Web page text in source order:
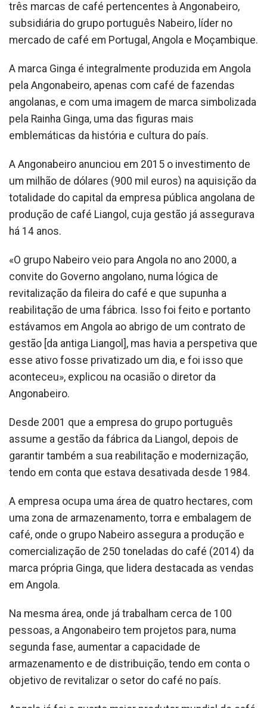
três marcas de café pertencentes à Angonabeiro,
subsidiária do grupo português Nabeiro, líder no
mercado de café em Portugal, Angola e Moçambique.
A marca Ginga é integralmente produzida em Angola
pela Angonabeiro, apenas com café de fazendas
angolanas, e com uma imagem de marca simbolizada
pela Rainha Ginga, uma das figuras mais
emblemáticas da história e cultura do país.
A Angonabeiro anunciou em 2015 o investimento de
um milhão de dólares (900 mil euros) na aquisição da
totalidade do capital da empresa pública angolana de
produção de café Liangol, cuja gestão já assegurava
há 14 anos.
«O grupo Nabeiro veio para Angola no ano 2000, a
convite do Governo angolano, numa lógica de
revitalização da fileira do café e que supunha a
reabilitação de uma fábrica. Isso foi feito e portanto
estávamos em Angola ao abrigo de um contrato de
gestão [da antiga Liangol], mas havia a perspetiva que
esse ativo fosse privatizado um dia, e foi isso que
aconteceu», explicou na ocasião o diretor da
Angonabeiro.
Desde 2001 que a empresa do grupo português
assume a gestão da fábrica da Liangol, depois de
garantir também a sua reabilitação e modernização,
tendo em conta que estava desativada desde 1984.
A empresa ocupa uma área de quatro hectares, com
uma zona de armazenamento, torra e embalagem de
café, onde o grupo Nabeiro assegura a produção e
comercialização de 250 toneladas do café (2014) da
marca própria Ginga, que lidera destacada as vendas
em Angola.
Na mesma área, onde já trabalham cerca de 100
pessoas, a Angonabeiro tem projetos para, numa
segunda fase, aumentar a capacidade de
armazenamento e de distribuição, tendo em conta o
objetivo de revitalizar o setor do café no país.